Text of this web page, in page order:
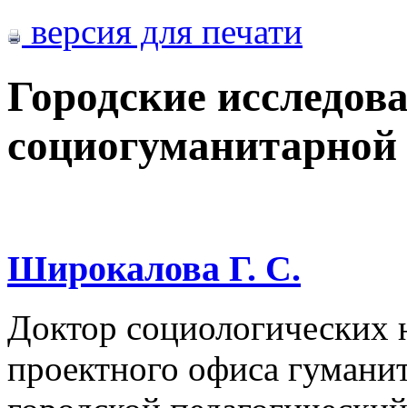
версия для печати
Городские
Широкалова Г. С.
Доктор социологических
проектного офиса